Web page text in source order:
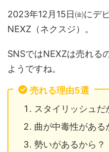
2023年12月15日㈮にデ
NEXZ（ネクスジ）。
SNSではNEXZは売れる
ようですね。
売れる理由5選
スタイリッシュだ
曲が中毒性がある
勢いがあるから？